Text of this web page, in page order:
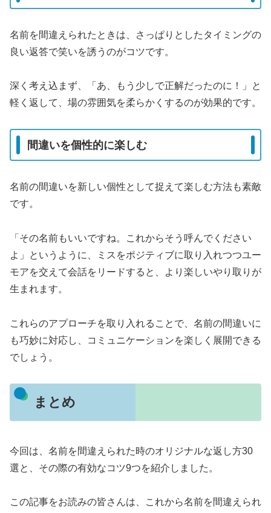
名前を間違えられたときは、さっぱりとしたタイミングの
良い返答で笑いを誘うのがコツです。
深く考え込まず、「あ、もう少しで正解だったのに！」と
軽く返して、場の雰囲気を柔らかくするのが効果的です。
間違いを個性的に楽しむ
名前の間違いを新しい個性として捉えて楽しむ方法も素敵
です。
「その名前もいいですね。これからそう呼んでください
よ」というように、ミスをポジティブに取り入れつつユー
モアを交えて会話をリードすると、より楽しいやり取りが
生まれます。
これらのアプローチを取り入れることで、名前の間違いに
も巧妙に対応し、コミュニケーションを楽しく展開できる
でしょう。
まとめ
今回は、名前を間違えられた時のオリジナルな返し方30
選と、その際の有効なコツ9つを紹介しました。
この記事をお読みの皆さんは、これから名前を間違えられ